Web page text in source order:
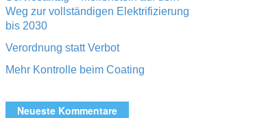
Weg zur vollständigen Elektrifizierung
bis 2030
Verordnung statt Verbot
Mehr Kontrolle beim Coating
Neueste Kommentare